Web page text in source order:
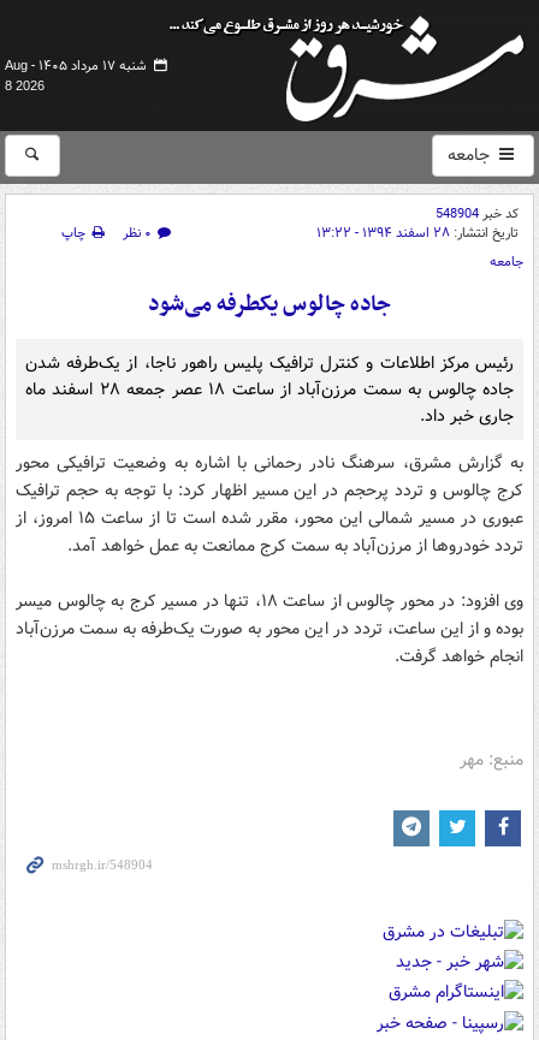
شنبه ۱۷ مرداد ۱۴۰۵ -
Aug
8 2026
جامعه
کد خبر548904
تاریخ انتشار: ۲۸ اسفند ۱۳۹۴ - ۱۳:۲۲ ۰ نظر
چاپ
جامعه
جاده چالوس یکطرفه می‌شود
رئیس مرکز اطلاعات و کنترل ترافیک پلیس راهور ناجا، از یک‌طرفه شدن
جاده چالوس به سمت مرزن‌آباد از ساعت ۱۸ عصر جمعه ۲۸ اسفند ماه
جاری خبر داد.
به گزارش مشرق، سرهنگ نادر رحمانی با اشاره به وضعیت ترافیکی محور
کرج چالوس و تردد پرحجم در این مسیر اظهار کرد: با توجه به حجم ترافیک
عبوری در مسیر شمالی این محور، مقرر شده است تا از ساعت ۱۵ امروز، از
تردد خودروها از مرزن‌آباد به سمت کرج ممانعت به عمل خواهد آمد.
وی افزود: در محور چالوس از ساعت ۱۸، تنها در مسیر کرج به چالوس میسر
بوده و از این ساعت، تردد در این محور به صورت یک‌طرفه به سمت مرزن‌آباد
انجام خواهد گرفت.
منبع: مهر